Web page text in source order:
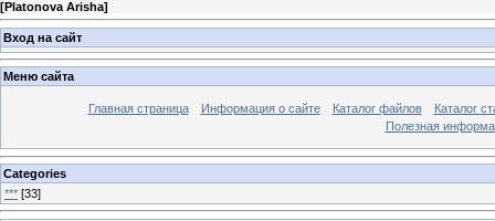
[Platonova Arisha]
Вход на сайт
Меню сайта
Главная страница Информация о сайте Каталог файлов
Каталог
Полезная
Categories
*** [33]